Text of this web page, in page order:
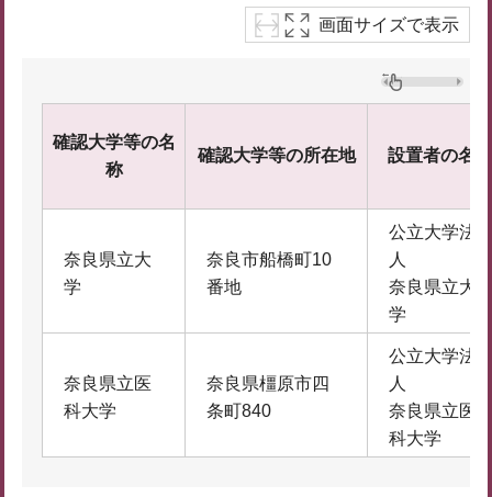
画面サイズで表示
確認大学等の名
称
確認大学等の所在地 設置者の名称
奈良県立大
学
奈良市船橋町10
番地
公立大学法
人
奈良県立大
学
奈良県立医
科大学
奈良県橿原市四
条町840
公立大学法
人
奈良県立医
科大学